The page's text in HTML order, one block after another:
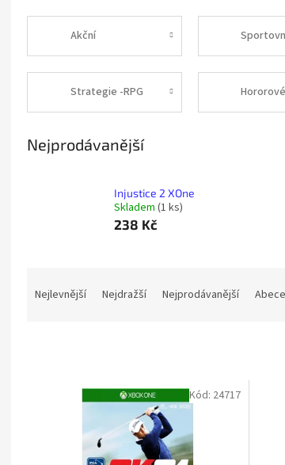
Akční
Strategie -RPG Hororové
Nejprodávanější
Injustice 2 XOne
Skladem (1 ks)
238 Kč
Nejlevnější Nejdražší Nejprodávanější
Kód: 24717